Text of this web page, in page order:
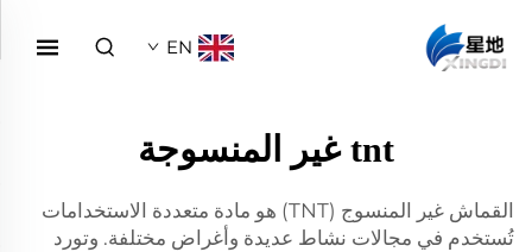
EN
tnt غير المنسوجة
القماش غير المنسوج (TNT) هو مادة متعددة الاستخدامات
تُستخدم في مجالات نشاط عديدة وأغراض مختلفة. وتورد